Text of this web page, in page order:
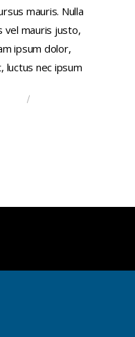
mauris. Nulla
vel mauris justo,
ipsum dolor,
luctus nec ipsum
/